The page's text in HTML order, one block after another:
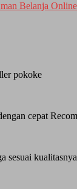
Belanja Online
pokoke
cepat
sesuai